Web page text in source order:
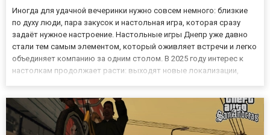
Иногда для удачной вечеринки нужно совсем немного: близкие
по духу люди, пара закусок и настольная игра, которая сразу
задаёт нужное настроение. Настольные игры Днепр уже давно
стали тем самым элементом, который оживляет встречи и легко
объединяет компанию за одним столом. В 2025 году интерес к
настолкам продолжает расти: выходят новые локализации,
д...